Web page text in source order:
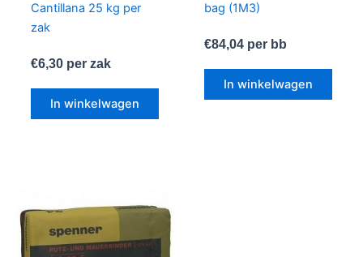
Cantillana 25 kg per
zak
€6,30per zak
In winkelwagen
bag (1M3)
€84,04per bb
In winkelwagen